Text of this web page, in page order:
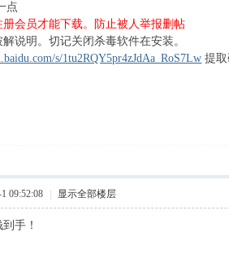
点
会员才能下载。防止被人举报删帖
说明。切记关闭杀毒软件在安装。
s/1tu2RQY5pr4zJdAa_RoS7Lw 提
09:52:08 显示全部楼层
手！